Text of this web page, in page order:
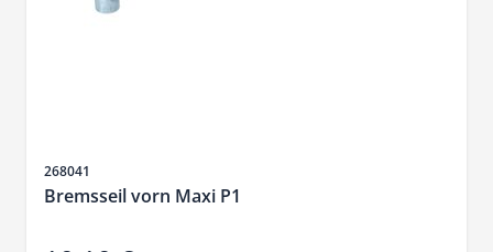
Artikelnr.
268041
Bremsseil vorn Maxi P1